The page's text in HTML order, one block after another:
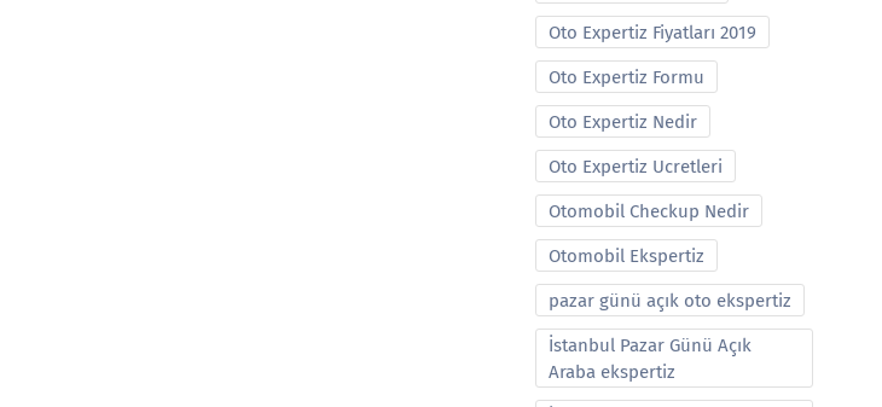
Oto Expertiz Fiyatları 2019
Oto Expertiz Formu
Oto Expertiz Nedir
Oto Expertiz Ucretleri
Otomobil Checkup Nedir
Otomobil Ekspertiz
pazar günü açık oto ekspertiz
İstanbul Pazar Günü Açık
Araba ekspertiz